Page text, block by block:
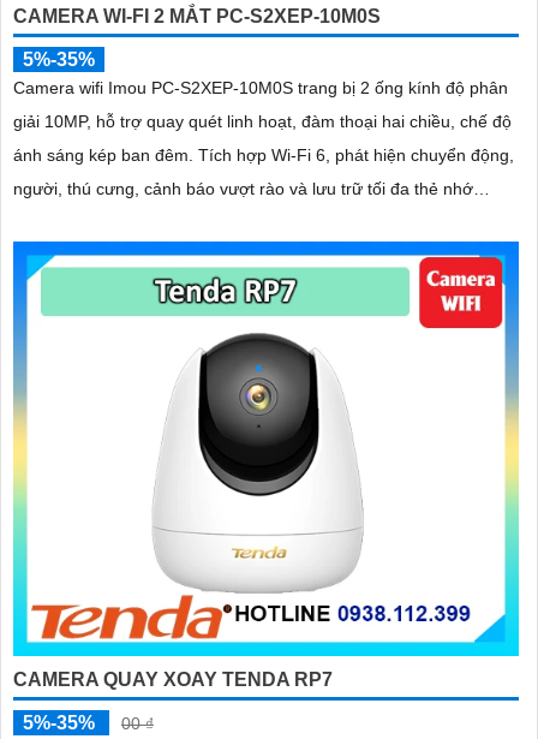
CAMERA WI-FI 2 MẮT PC-S2XEP-10M0S
5%-35%
Camera wifi Imou PC-S2XEP-10M0S trang bị 2 ống kính độ phân
giải 10MP, hỗ trợ quay quét linh hoạt, đàm thoại hai chiều, chế độ
ánh sáng kép ban đêm. Tích hợp Wi-Fi 6, phát hiện chuyển động,
người, thú cưng, cảnh báo vượt rào và lưu trữ tối đa thẻ nhớ
CAMERA QUAY XOAY TENDA RP7
5%-35%
00 ₫